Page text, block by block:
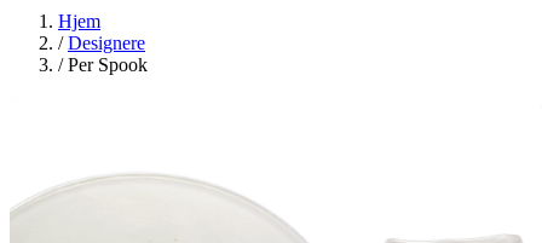
Hjem
/ Designere
/ Per Spook